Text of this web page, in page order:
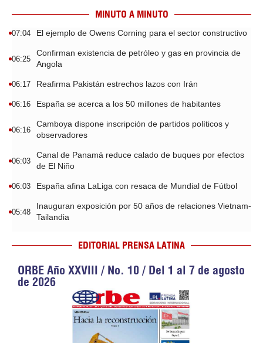
MINUTO A MINUTO
07:04 El ejemplo de Owens Corning para el sector constructivo
06:25
Confirman existencia de petróleo y gas en provincia de
Angola
06:17 Reafirma Pakistán estrechos lazos con Irán
06:16 España se acerca a los 50 millones de habitantes
06:16
Camboya dispone inscripción de partidos políticos y
observadores
06:03
Canal de Panamá reduce calado de buques por efectos
de El Niño
06:03 España afina LaLiga con resaca de Mundial de Fútbol
05:48
Inauguran exposición por 50 años de relaciones Vietnam-
Tailandia
EDITORIAL PRENSA LATINA
ORBE Año XXVIII / No. 10 / Del 1 al 7 de agosto
de 2026